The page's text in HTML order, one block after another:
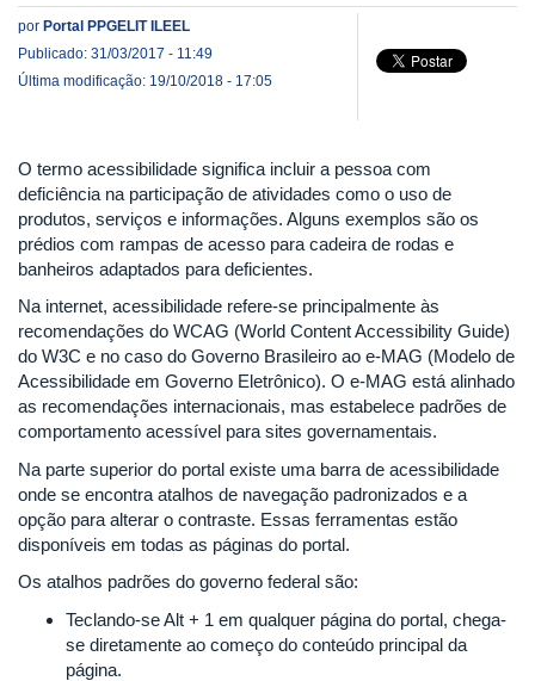
por Portal PPGELIT ILEEL
Publicado: 31/03/2017 - 11:49
Última modificação: 19/10/2018 - 17:05
O termo acessibilidade significa incluir a pessoa com
deficiência na participação de atividades como o uso de
produtos, serviços e informações. Alguns exemplos são os
prédios com rampas de acesso para cadeira de rodas e
banheiros adaptados para deficientes.
Na internet, acessibilidade refere-se principalmente às
recomendações do WCAG (World Content Accessibility Guide)
do W3C e no caso do Governo Brasileiro ao e-MAG (Modelo de
Acessibilidade em Governo Eletrônico). O e-MAG está alinhado
as recomendações internacionais, mas estabelece padrões de
comportamento acessível para sites governamentais.
Na parte superior do portal existe uma barra de acessibilidade
onde se encontra atalhos de navegação padronizados e a
opção para alterar o contraste. Essas ferramentas estão
disponíveis em todas as páginas do portal.
Os atalhos padrões do governo federal são:
Teclando-se Alt + 1 em qualquer página do portal, chega-
se diretamente ao começo do conteúdo principal da
página.